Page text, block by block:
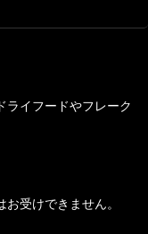
ライフードやフレーク
受けできません。